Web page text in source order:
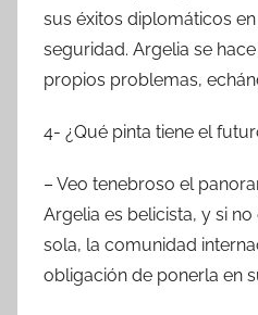
sus éxitos diplomáticos
seguridad. Argelia se
propios problemas,
4- ¿Qué pinta tiene el
– Veo tenebroso el
Argelia es belicista, y si
sola, la comunidad
obligación de ponerla en